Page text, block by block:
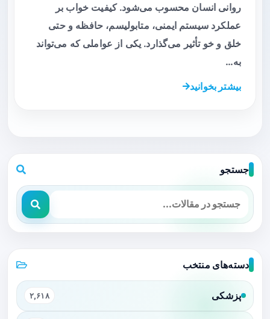
روانی انسان محسوب می‌شود. کیفیت خواب بر
عملکرد سیستم ایمنی، متابولیسم، حافظه و حتی
خلق و خو تأثیر می‌گذارد. یکی از عواملی که می‌تواند
به…
بیشتر بخوانید
جستجو
دسته‌های منتخب
پزشکی ۲,۶۱۸